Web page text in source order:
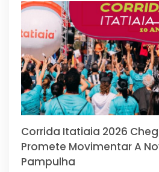
Corrida Itatiaia 2026
Promete Movimentar A
Pampulha